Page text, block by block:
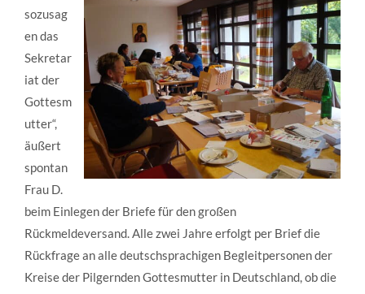
sozusag
en das
Sekretar
iat der
Gottesm
utter“,
äußert
spontan
Frau D.
beim Einlegen der Briefe für den großen
Rückmeldeversand. Alle zwei Jahre erfolgt per Brief die
Rückfrage an alle deutschsprachigen Begleitpersonen der
Kreise der Pilgernden Gottesmutter in Deutschland, ob die